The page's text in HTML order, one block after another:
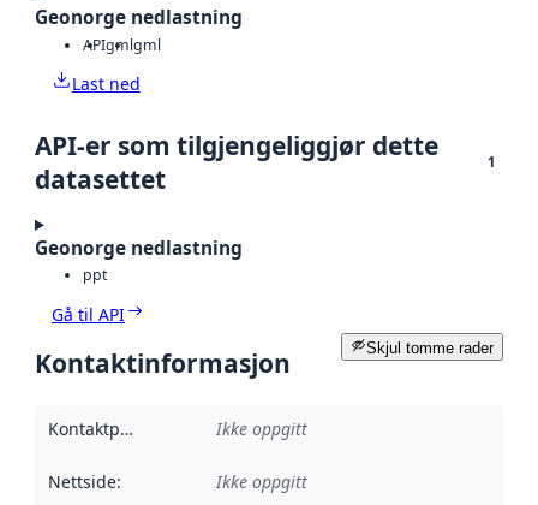
Geonorge nedlastning
APIgmlgml
Last ned
API-er som tilgjengeliggjør dette
datasettet
1
Geonorge nedlastning
ppt
Gå til API
Skjul tomme rader
Kontaktinformasjon
Kontaktpunkt Ikke oppgitt
Nettside: Ikke oppgitt